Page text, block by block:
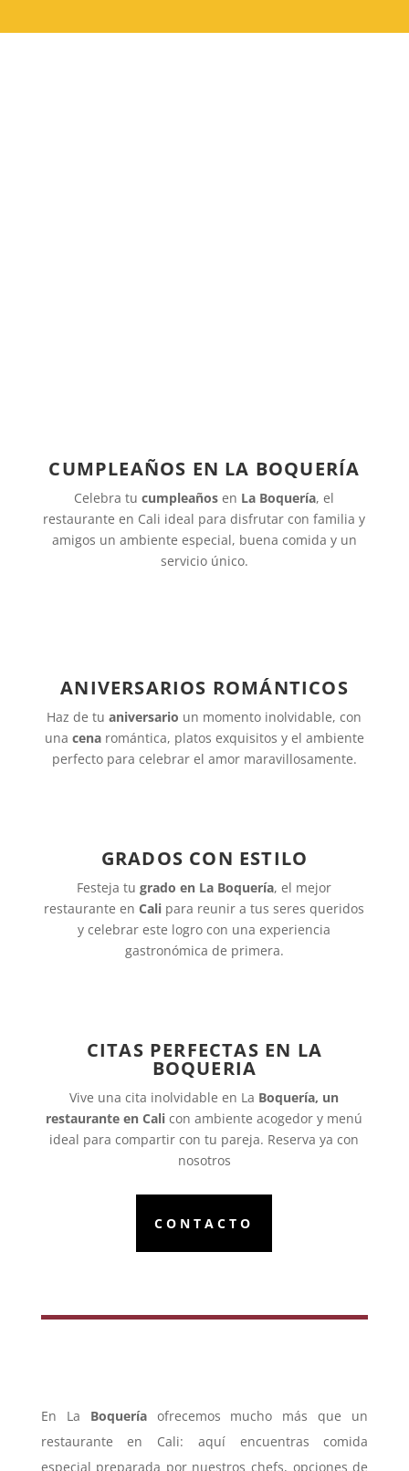
CUMPLEAÑOS EN LA BOQUERÍA
Celebra tucumpleaños en La Boquería, el
restaurante en Cali ideal para disfrutar con familia y
amigos un ambiente especial, buena comida y un
servicio único.
ANIVERSARIOS ROMÁNTICOS
Haz de tuaniversario un momento inolvidable, con
una cenaromántica, platos exquisitos y el ambiente
perfecto para celebrar el amor maravillosamente.
GRADOS CON ESTILO
Festeja tugrado en La Boquería, el mejor
restaurante enCali para reunir a tus seres queridos
y celebrar este logro con una experiencia
gastronómica de primera.
CITAS PERFECTAS EN LA
BOQUERIA
Vive una cita inolvidable en La Boquería, un
restaurante en Cali con ambiente acogedor y menú
ideal para compartir con tu pareja. Reserva ya con
nosotros
CONTACTO
En La Boqueríaofrecemos mucho más que un
restaurante en Cali: aquí encuentras comida
especial preparada por nuestros chefs, opciones de